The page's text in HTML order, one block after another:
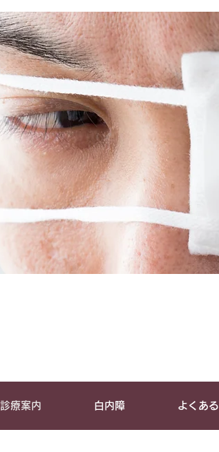
診療案内 白内障 よくあ